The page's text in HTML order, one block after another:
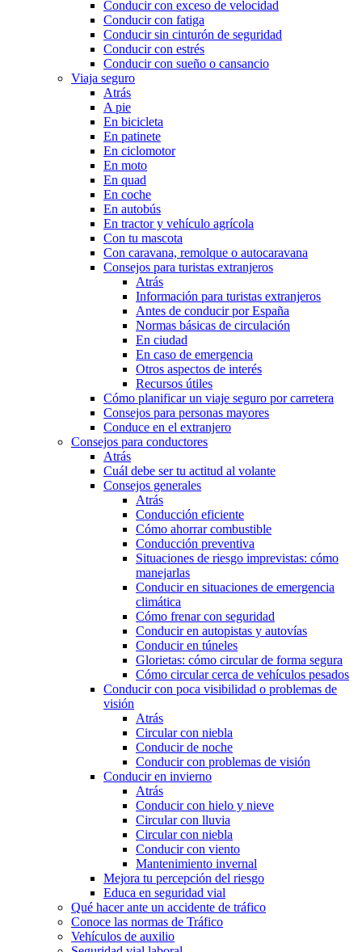
Conducir con exceso de velocidad
Conducir con fatiga
Conducir sin cinturón de seguridad
Conducir con estrés
Conducir con sueño o cansancio
Viaja seguro
Atrás
A pie
En bicicleta
En patinete
En ciclomotor
En moto
En quad
En coche
En autobús
En tractor y vehículo agrícola
Con tu mascota
Con caravana, remolque o autocaravana
Consejos para turistas extranjeros
Atrás
Información para turistas extranjeros
Antes de conducir por España
Normas básicas de circulación
En ciudad
En caso de emergencia
Otros aspectos de interés
Recursos útiles
Cómo planificar un viaje seguro por carretera
Consejos para personas mayores
Conduce en el extranjero
Consejos para conductores
Atrás
Cuál debe ser tu actitud al volante
Consejos generales
Atrás
Conducción eficiente
Cómo ahorrar combustible
Conducción preventiva
Situaciones de riesgo imprevistas: cómo
manejarlas
Conducir en situaciones de emergencia
climática
Cómo frenar con seguridad
Conducir en autopistas y autovías
Conducir en túneles
Glorietas: cómo circular de forma segura
Cómo circular cerca de vehículos pesados
Conducir con poca visibilidad o problemas de
visión
Atrás
Circular con niebla
Conducir de noche
Conducir con problemas de visión
Conducir en invierno
Atrás
Conducir con hielo y nieve
Circular con lluvia
Circular con niebla
Conducir con viento
Mantenimiento invernal
Mejora tu percepción del riesgo
Educa en seguridad vial
Qué hacer ante un accidente de tráfico
Conoce las normas de Tráfico
Vehículos de auxilio